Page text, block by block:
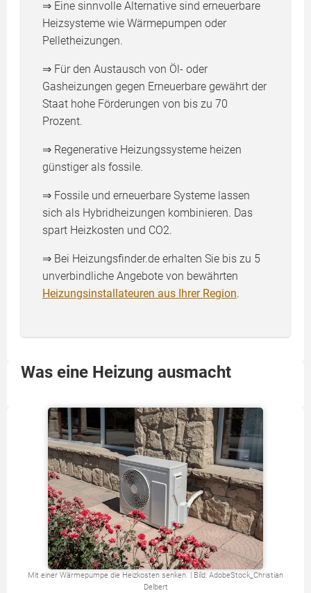
⇒ Eine sinnvolle Alternative sind erneuerbare
Heizsysteme wie Wärmepumpen oder
Pelletheizungen.
⇒ Für den Austausch von Öl- oder
Gasheizungen gegen Erneuerbare gewährt der
Staat hohe Förderungen von bis zu 70
Prozent.
⇒ Regenerative Heizungssysteme heizen
günstiger als fossile.
⇒ Fossile und erneuerbare Systeme lassen
sich als Hybridheizungen kombinieren. Das
spart Heizkosten und CO2.
⇒ Bei Heizungsfinder.de erhalten Sie bis zu 5
unverbindliche Angebote von bewährten
Heizungsinstallateuren aus Ihrer Region.
Was eine Heizung ausmacht
Mit einer Wärmepumpe die Heizkosten senken. | Bild: AdobeStock_Christian
Delbert